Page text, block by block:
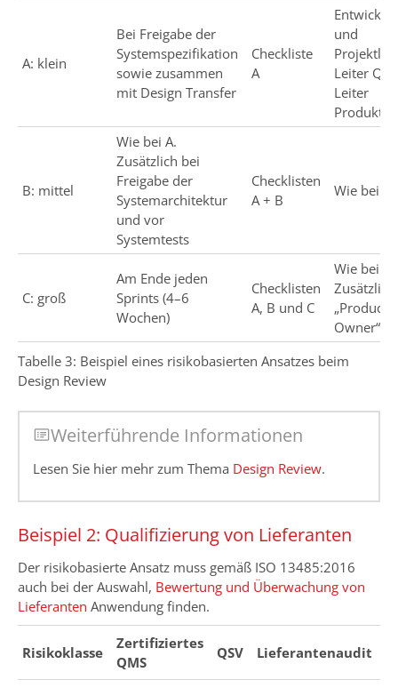
A: klein
Bei Freigabe der
Systemspezifikation
sowie zusammen
mit Design Transfer
Checkliste
A
und
Leiter QM,
Leiter
B: mittel
Wie bei A.
Zusätzlich bei
Freigabe der
Systemarchitektur
und vor
Systemtests
Checklisten
A + B
Wie bei A
C: groß
Am Ende jeden
Sprints (4–6
Wochen)
Checklisten
A, B und C
Wie bei A.
Zusätzlich
„Product
Owner“
Tabelle 3: Beispiel eines risikobasierten Ansatzes beim
Design Review
Weiterführende Informationen
Lesen Sie hier mehr zum Thema Design Review.
Beispiel 2: Qualifizierung von Lieferanten
Der risikobasierte Ansatz muss gemäß ISO 13485:2016
auch bei der Auswahl, Bewertung und Überwachung von
Lieferanten Anwendung finden.
Risikoklasse
Zertifiziertes
QMS
QSV Lieferantenaudit